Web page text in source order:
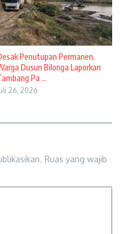
Penutupan Permanen,
Dusun Bilonga Laporkan
Pa ...
26, 2026
Ruas yang wajib